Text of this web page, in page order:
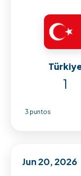
1
3 puntos
Jun 20, 2026